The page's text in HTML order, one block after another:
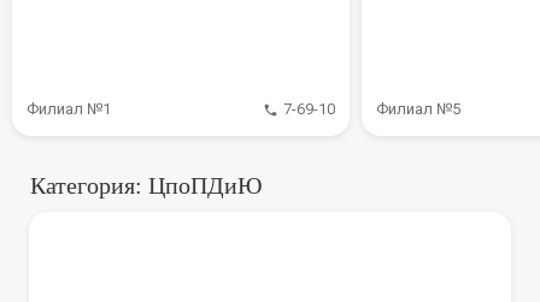
Филиал №1 7-69-10 Филиал №5
Категория: ЦпоПДиЮ